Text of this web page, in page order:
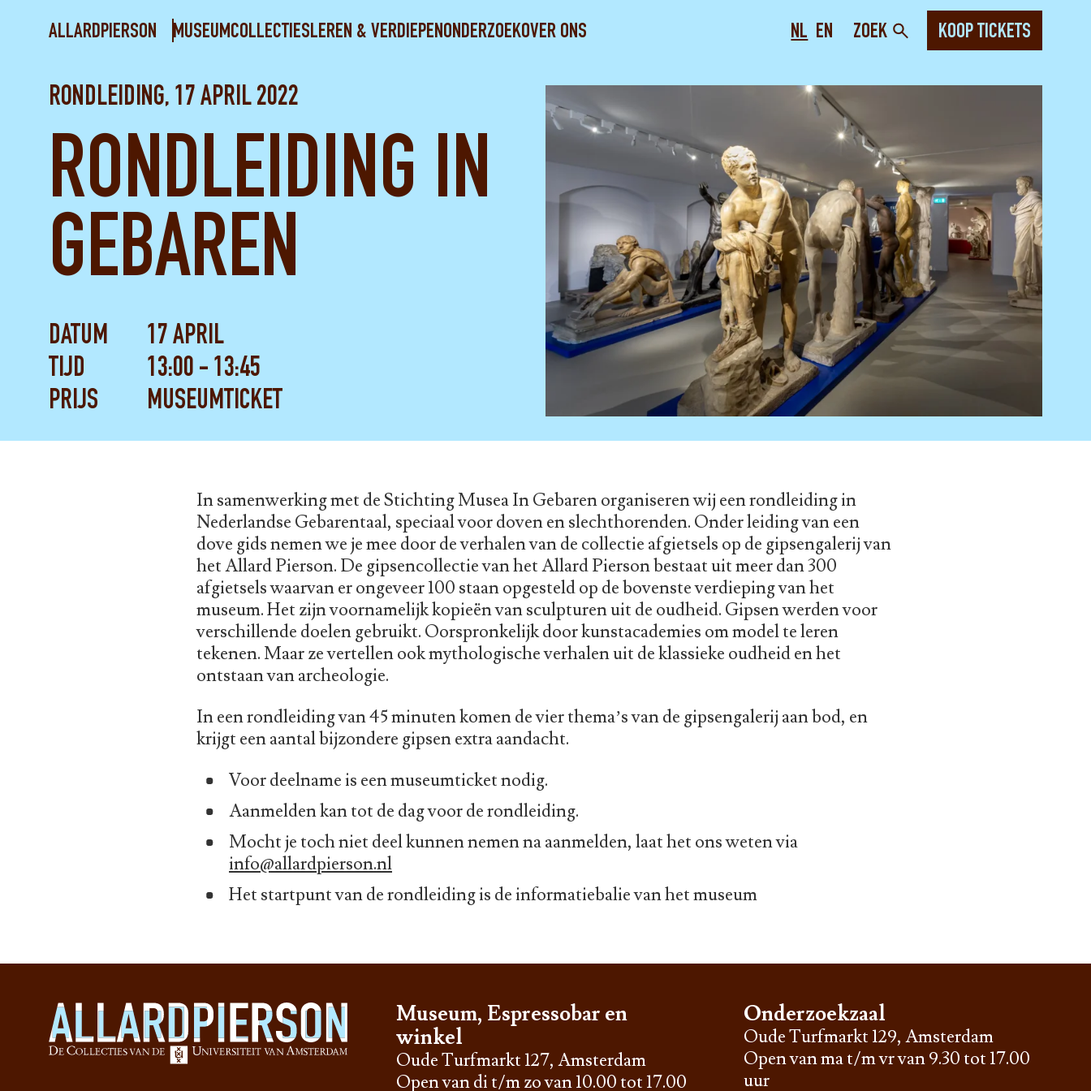
ALLARDPIERSON MUSEUMCOLLECTIESLEREN & VERDIEPENONDERZOEKOVER ONS NL EN ZOEK KOOP TICKETS
RONDLEIDING, 17 APRIL 2022
RONDLEIDING IN
GEBAREN
DATUM
17 APRIL
TIJD
13:00 - 13:45
PRIJS
MUSEUMTICKET
In samenwerking met de Stichting Musea In Gebaren organiseren wij een rondleiding in
Nederlandse Gebarentaal, speciaal voor doven en slechthorenden. Onder leiding van een
dove gids nemen we je mee door de verhalen van de collectie afgietsels op de gipsengalerij van
het Allard Pierson. De gipsencollectie van het Allard Pierson bestaat uit meer dan 300
afgietsels waarvan er ongeveer 100 staan opgesteld op de bovenste verdieping van het
museum. Het zijn voornamelijk kopieën van sculpturen uit de oudheid. Gipsen werden voor
verschillende doelen gebruikt. Oorspronkelijk door kunstacademies om model te leren
tekenen. Maar ze vertellen ook mythologische verhalen uit de klassieke oudheid en het
ontstaan van archeologie.
In een rondleiding van 45 minuten komen de vier thema’s van de gipsengalerij aan bod, en
krijgt een aantal bijzondere gipsen extra aandacht.
Voor deelname is een museumticket nodig.
Aanmelden kan tot de dag voor de rondleiding.
Mocht je toch niet deel kunnen nemen na aanmelden, laat het ons weten via
info@allardpierson.nl
Het startpunt van de rondleiding is de informatiebalie van het museum
Museum, Espressobar en
winkel
Oude Turfmarkt 127, Amsterdam
Open van di t/m zo van 10.00 tot 17.00
Onderzoekzaal
Oude Turfmarkt 129, Amsterdam
Open van ma t/m vr van 9.30 tot 17.00
uur